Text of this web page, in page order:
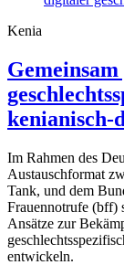
Kenia
kenianisch-
Im Rahmen des
Austauschformat
Tank, und dem
Frauennotrufe (bff)
Ansätze zur
entwickeln.